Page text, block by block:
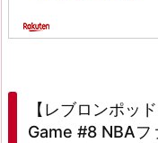
【レブロンポッ
Game #8 NBAフ